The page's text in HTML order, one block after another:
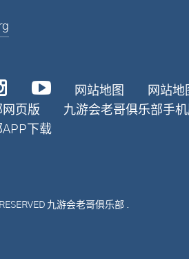
网站地图 网站地
页版
九游会老哥俱乐部手机
下载
九游会老哥俱乐部